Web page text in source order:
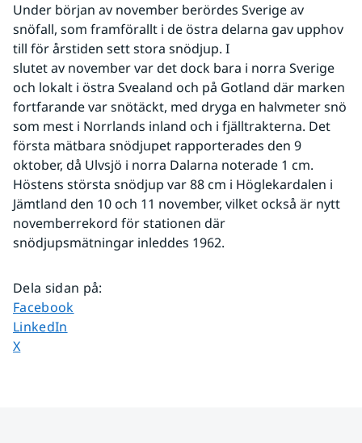
Under början av november berördes Sverige av
snöfall, som framförallt i de östra delarna gav upphov
till för årstiden sett stora snödjup. I
slutet av november var det dock bara i norra Sverige
och lokalt i östra Svealand och på Gotland där marken
fortfarande var snötäckt, med dryga en halvmeter snö
som mest i Norrlands inland och i fjälltrakterna. Det
första mätbara snödjupet rapporterades den 9
oktober, då Ulvsjö i norra Dalarna noterade 1 cm.
Höstens största snödjup var 88 cm i Höglekardalen i
Jämtland den 10 och 11 november, vilket också är nytt
novemberrekord för stationen där
snödjupsmätningar inleddes 1962.
Dela sidan på:
Dela sidan på
Facebook
Dela sidan på
LinkedIn
Dela sidan på
X